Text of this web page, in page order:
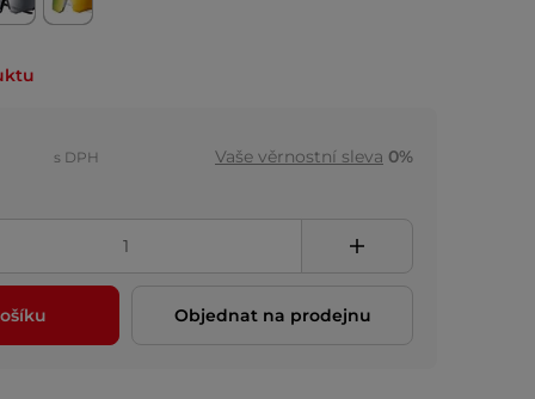
s DPH Vaše věrnostní sleva 0%
Objednat na prodejnu